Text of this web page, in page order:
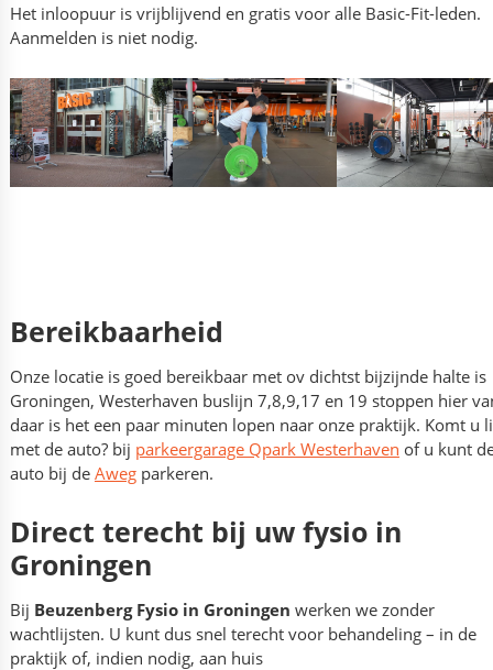
Het inloopuur is vrijblijvend en gratis voor alle Basic-Fit-leden.
Aanmelden is niet nodig.
Bereikbaarheid
Onze locatie is goed bereikbaar met ov dichtst bijzijnde halte is
Groningen, Westerhaven buslijn 7,8,9,17 en 19 stoppen hier
daar is het een paar minuten lopen naar onze praktijk. Komt u
met de auto? bij parkeergarage Qpark Westerhaven of u kunt
auto bij de Awegparkeren.
Direct terecht bij uw fysio in
Groningen
Bij Beuzenberg Fysio in Groningen werken we zonder
wachtlijsten. U kunt dus snel terecht voor behandeling – in de
praktijk of, indien nodig, aan huis